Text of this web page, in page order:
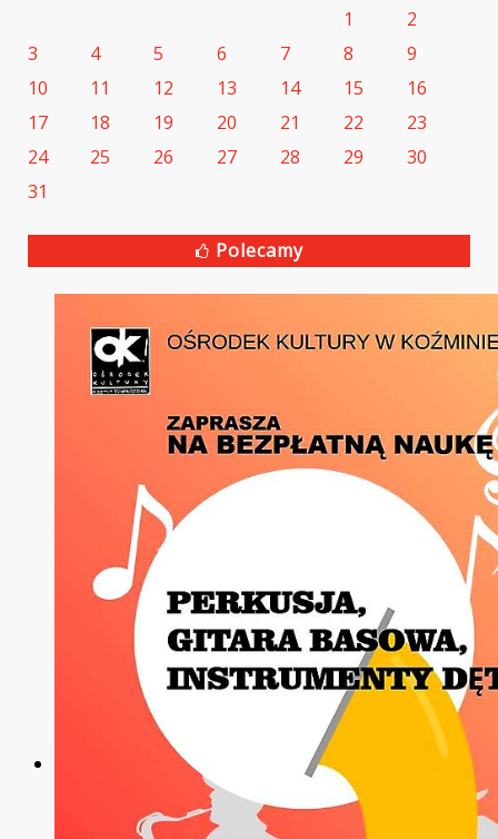
1
2
3
4 5 6 7 8
9
10
11 12 13 14 15
16
17
18 19 20 21 22
23
24
25 26 27 28 29
30
31
Polecamy